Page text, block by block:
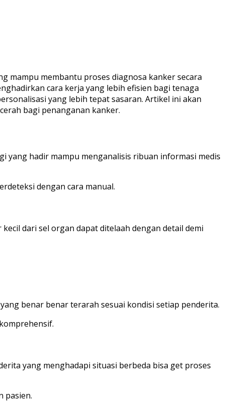
mampu membantu proses diagnosa kanker secara
cara kerja yang lebih efisien bagi tenaga
yang lebih tepat sasaran. Artikel ini akan
bagi penanganan kanker.
yang hadir mampu menganalisis ribuan informasi medis
dengan cara manual.
dari sel organ dapat ditelaah dengan detail demi
benar benar terarah sesuai kondisi setiap penderita.
yang menghadapi situasi berbeda bisa get proses
pasien.